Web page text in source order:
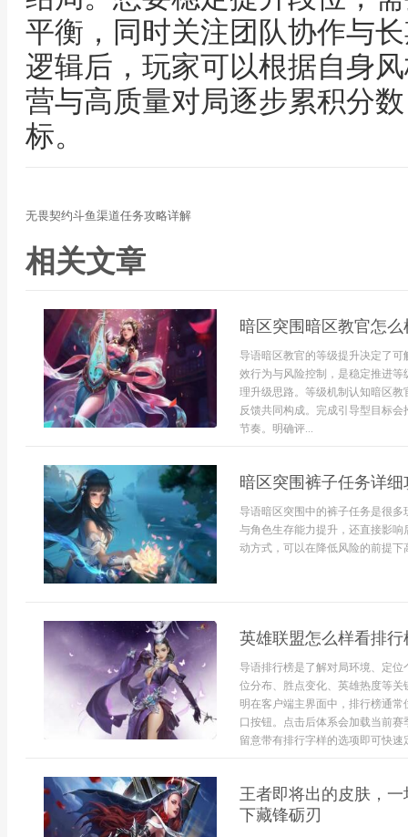
平衡，同时关注团队协作与
逻辑后，玩家可以根据自身
营与高质量对局逐步累积分
标。
无畏契约斗鱼渠道任务攻略详解
相关文章
暗区突围暗区教官怎
导语暗区教官的等级提升决定了
效行为与风险控制，是稳定推进
理升级思路。等级机制认知暗区
反馈共同构成。完成引导型目标
节奏。明确评...
暗区突围裤子任务详
导语暗区突围中的裤子任务是很
与角色生存能力提升，还直接影
动方式，可以在降低风险的前提
英雄联盟怎么样看排行
导语排行榜是了解对局环境、定
位分布、胜点变化、英雄热度等
明在客户端主界面中，排行榜通
口按钮。点击后体系会加载当前
留意带有排行字样的选项即可快
王者即将出的皮肤，
下藏锋砺刃